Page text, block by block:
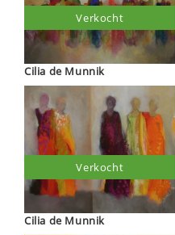
Cilia de Munnik
Verkocht
Cilia de Munnik
Verkocht